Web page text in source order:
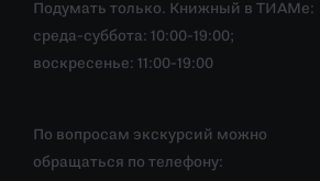
Подумать только. Книжный в ТИАМе:
среда-суббота: 10:00-19:00;
воскресенье: 11:00-19:00
По вопросам экскурсий можно
обращаться по телефону: